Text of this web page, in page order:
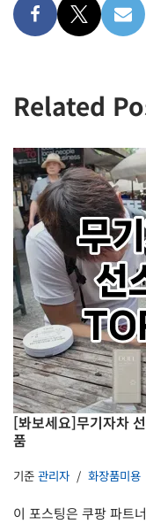
Related
[봐보세요]무기자차
품
기준 관리자 화장품미용
이 포스팅은 쿠팡 파트